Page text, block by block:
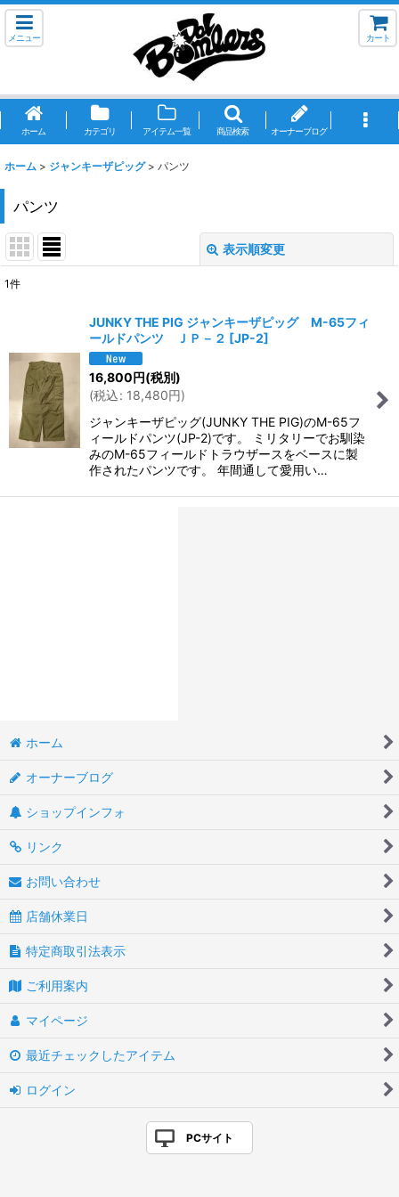
メニュー カート
ホーム カテゴリ アイテム一覧 商品検索 オーナーブログ
ホーム > ジャンキーザピッグ > パンツ
パンツ
表示順変更
並び順:
絞り込む
1件
JUNKY THE PIG ジャンキーザピッグ M-65フィ
ールドパンツ ＪＰ－２ [JP-2]
16,800円(税別)
(税込: 18,480円)
ジャンキーザピッグ(JUNKY THE PIG)のM-65フ
ィールドパンツ(JP-2)です。 ミリタリーでお馴染
みのM-65フィールドトラウザースをベースに製
作されたパンツです。 年間通して愛用い…
ホーム
オーナーブログ
ショップインフォ
リンク
お問い合わせ
店舗休業日
特定商取引法表示
ご利用案内
マイページ
最近チェックしたアイテム
ログイン
PCサイト